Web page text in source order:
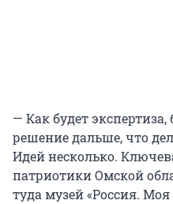
— Как будет
решение дальше, что
Идей несколько.
патриотики Омской
туда музей «Россия.